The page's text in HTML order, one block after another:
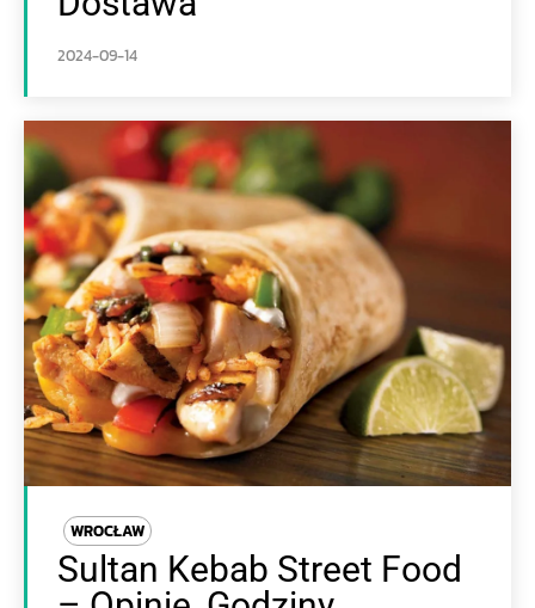
2024-09-14
WROCŁAW
Sultan Kebab Street Food